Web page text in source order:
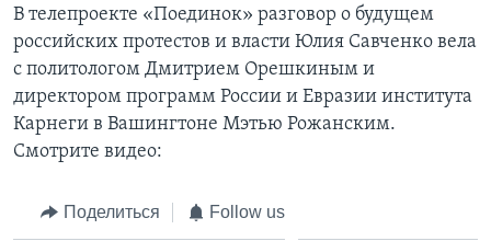
В телепроекте «Поединок» разговор о будущем
российских протестов и власти Юлия Савченко вела
с политологом Дмитрием Орешкиным и
директором программ России и Евразии института
Карнеги в Вашингтоне Мэтью Рожанским.
Смотрите видео:
Поделиться Follow us